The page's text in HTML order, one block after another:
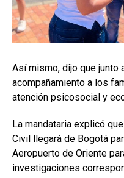
Así mismo, dijo que junto
acompañamiento a los
atención psicosocial y
La mandataria explicó
Civil llegará de Bogotá
Aeropuerto de Oriente
investigaciones